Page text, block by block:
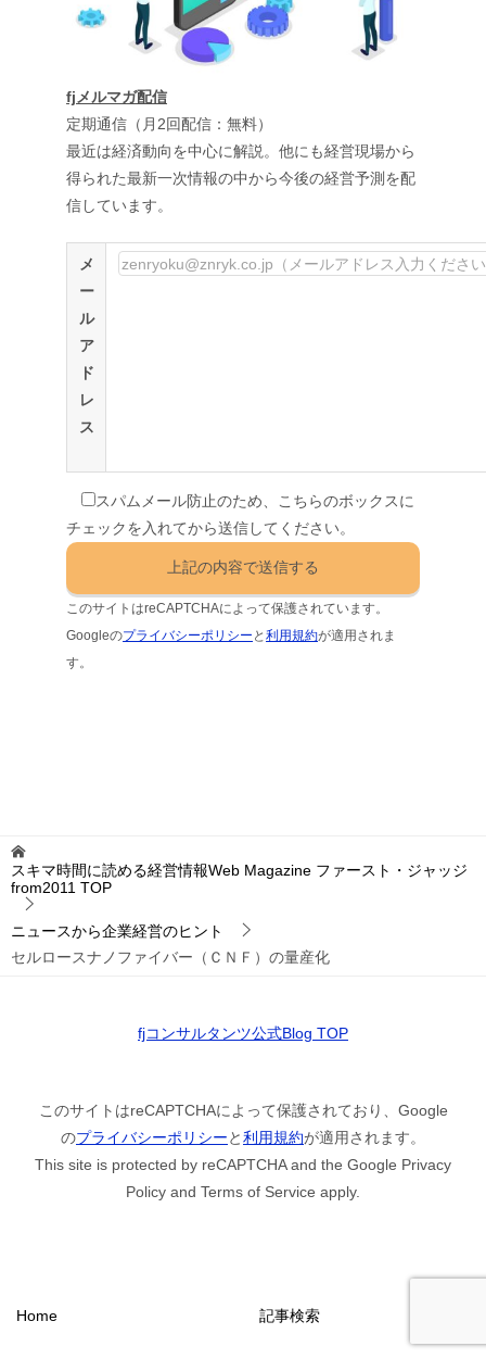
fjメルマガ配信
定期通信（月2回配信：無料）
最近は経済動向を中心に解説。他にも経営現場から
得られた最新一次情報の中から今後の経営予測を配
信しています。
メ
ー
ル
ア
ド
レ
ス
スパムメール防止のため、こちらのボックスに
チェックを入れてから送信してください。
このサイトはreCAPTCHAによって保護されています。
Googleのプライバシーポリシー と利用規約が適用されま
す。
スキマ時間に読める経営情報Web Magazine ファースト・ジャッジ
from2011 TOP
ニュースから企業経営のヒント
セルロースナノファイバー（ＣＮＦ）の量産化
fjコンサルタンツ公式Blog TOP
このサイトはreCAPTCHAによって保護されており、Google
のプライバシーポリシーと利用規約が適用されます。
This site is protected by reCAPTCHA and the Google Privacy
Policy and Terms of Service apply.
Home 記事検索